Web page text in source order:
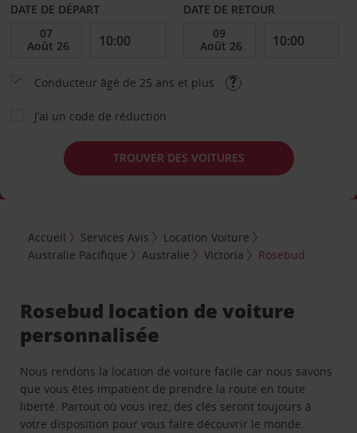
DATE DE DÉPART DATE DE RETOUR
Conducteur âgé de 25 ans et plus
J’ai un code de réduction
TROUVER DES VOITURES
Accueil Services Avis
Location Voiture
Australie Pacifique
Australie Victoria Rosebud
Rosebud location de voiture
personnalisée
Nous rendons la location de voiture facile car nous savons
que vous êtes impatient de prendre la route en toute
liberté. Partout où vous irez, des clés seront toujours à
votre disposition pour vous faire découvrir le monde.